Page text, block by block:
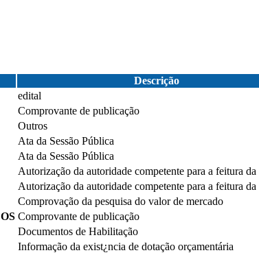
Descrição
edital
Comprovante de publicação
Outros
Ata da Sessão Pública
Ata da Sessão Pública
Autorização da autoridade competente para a feitura
Autorização da autoridade competente para a feitura
Comprovação da pesquisa do valor de mercado
Comprovante de publicação
Documentos de Habilitação
Informação da exist¿ncia de dotação orçamentária